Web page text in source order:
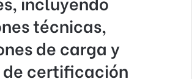
técnicas,
de carga y
de certificación